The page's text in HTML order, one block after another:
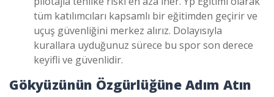
tüm katılımcıları kapsamlı bir eğitimden geçirir ve
uçuş güvenliğini merkez alırız. Dolayısıyla
kurallara uyduğunuz sürece bu spor son derece
keyifli ve güvenlidir.
Gökyüzünün Özgürlüğüne Adım Atın